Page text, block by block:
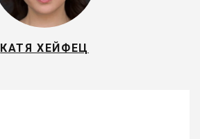
КАТЯ ХЕЙФЕЦ